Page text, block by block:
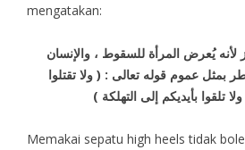
mengatakan:
لأنه يُعرض المرأة للسقوط ، والإنسان
بمثل عموم قوله تعالى : ( ولا تقتلوا
تلقوا بأيديكم إلى التهلكة )
Memakai sepatu high heels tidak